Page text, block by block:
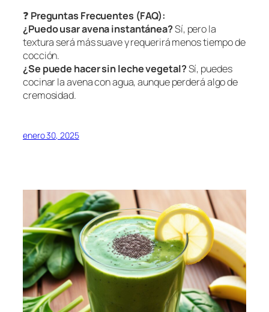
❓ Preguntas Frecuentes (FAQ):
¿Puedo usar avena instantánea?Sí, pero la
textura será más suave y requerirá menos tiempo de
cocción.
¿Se puede hacer sin leche vegetal?Sí, puedes
cocinar la avena con agua, aunque perderá algo de
cremosidad.
enero 30, 2025